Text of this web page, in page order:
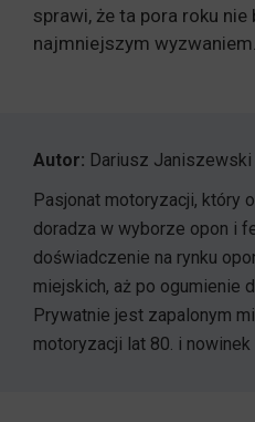
sprawi, że ta pora roku
najmniejszym wyzwaniem.
Autor: Dariusz Janiszewski
Pasjonat motoryzacji, który
doradza w wyborze opon i
doświadczenie na rynku
miejskich, aż po ogumienie
Prywatnie jest zapalonym
motoryzacji lat 80. i